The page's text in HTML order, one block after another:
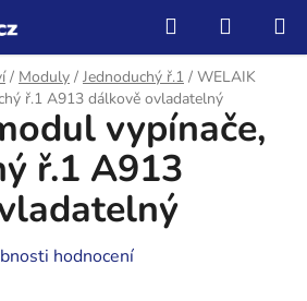
Hledat
KOŠÍK
/ Moduly / Jednoduchý ř.1 / WELAIK
ř.1 A913 dálkově ovladatelný
vypínače,
ř.1 A913
hodnocení